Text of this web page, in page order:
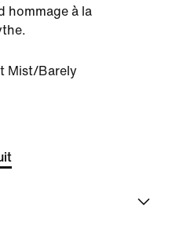
hommage à la
Mist/Barely